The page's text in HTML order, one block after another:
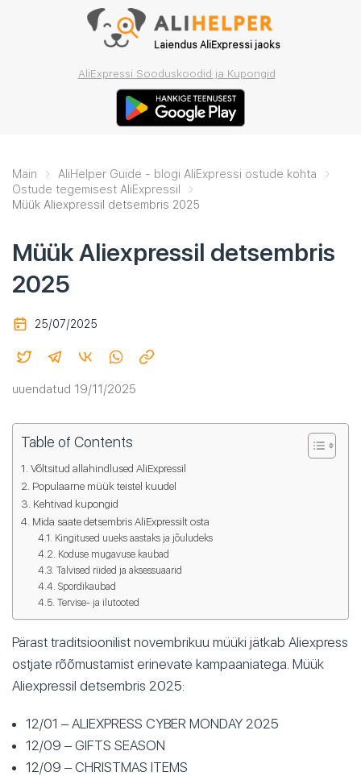
Laiendus AliExpressi jaoks
AliExpressi Sooduskoodid ja Kupongid
Main
AliHelper Guide - blogi AliExpressi ostude kohta
Ostude tegemisest AliExpressil
Müük Aliexpressil detsembris 2025
Müük Aliexpressil detsembris
2025
25/07/2025
uuendatud 19/11/2025
Table of Contents
Võltsitud allahindlused AliExpressil
Populaarne müük teistel kuudel
Kehtivad kupongid
Mida saate detsembris AliExpressilt osta
Kingitused uueks aastaks ja jõuludeks
Koduse mugavuse kaubad
Talvised riided ja aksessuaarid
Spordikaubad
Tervise- ja ilutooted
Pärast traditsioonilist novembrikuu müüki jätkab Aliexpress
ostjate rõõmustamist erinevate kampaaniatega. Müük
Aliexpressil detsembris 2025:
12/01 – ALIEXPRESS CYBER MONDAY 2025
12/09 – GIFTS SEASON
12/09 – CHRISTMAS ITEMS